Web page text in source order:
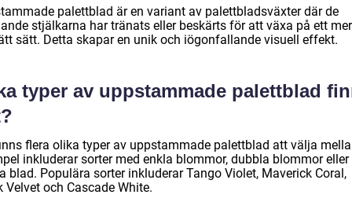
palettblad är en variant av palettbladsväxter där de
stjälkarna har tränats eller beskärts för att växa på ett mer
sätt. Detta skapar en unik och iögonfallande visuell effekt.
typer av uppstammade palettblad
flera olika typer av uppstammade palettblad att välja
inkluderar sorter med enkla blommor, dubbla blommor eller
blad. Populära sorter inkluderar Tango Violet, Maverick Coral,
Velvet och Cascade White.